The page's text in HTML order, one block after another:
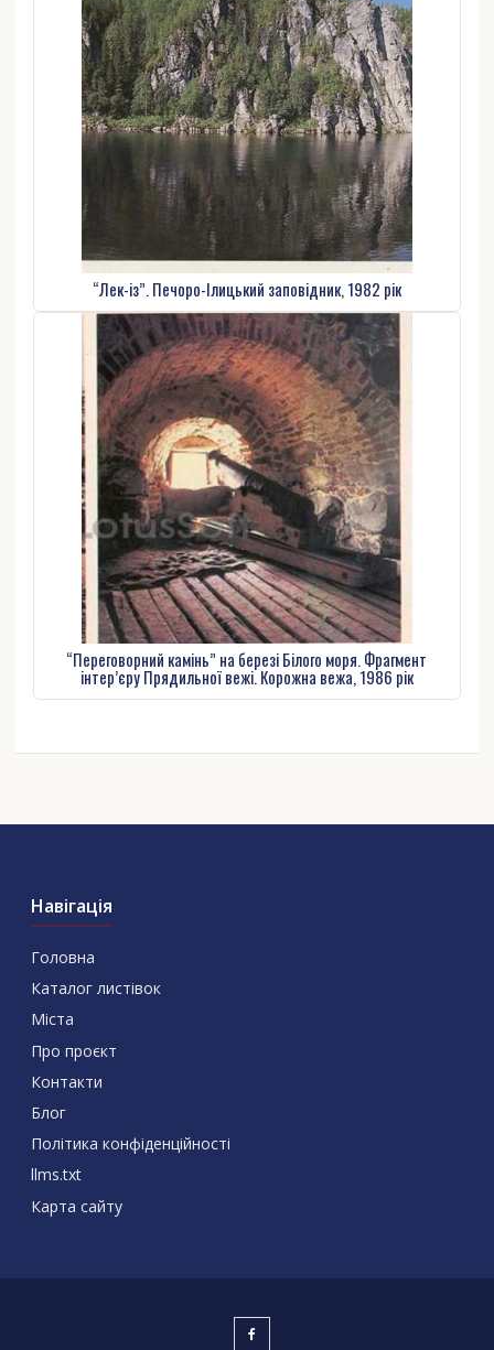
“Лек-із”. Печоро-Ілицький заповідник, 1982 рік
“Переговорний камінь” на березі Білого моря. Фрагмент
інтер’єру Прядильної вежі. Корожна вежа, 1986 рік
Навігація
Головна
Каталог листівок
Міста
Про проєкт
Контакти
Блог
Політика конфіденційності
llms.txt
Карта сайту